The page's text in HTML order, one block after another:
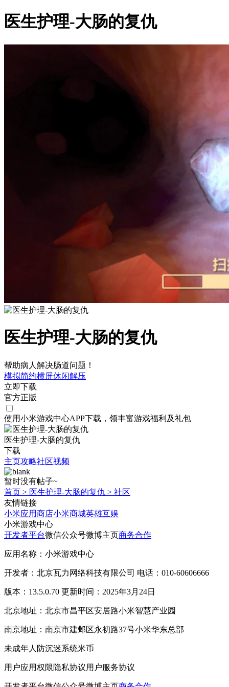
医生护理-大肠的复仇
医生护理-大肠的复仇
帮助病人解决肠道问题！
模拟简约横屏休闲解压
立即下载
官方正版
使用小米游戏中心APP下载 ，领丰富游戏福利 及礼包
医生护理-大肠的复仇
下载
主页攻略社区视频
暂时没有帖子~
首页 > 医生护理-大肠的复仇 > 社区
友情链接
小米应用商店小米商城英雄互娱
小米游戏中心
开发者平台微信公众号微博主页商务合作
应用名称：小米游戏中心
开发者：北京瓦力网络科技有限公司 电话：010-60606666
版本：13.5.0.70 更新时间：2025年3月24日
北京地址：北京市昌平区安居路小米智慧产业园
南京地址：南京市建邺区永初路37号小米华东总部
未成年人防沉迷系统米币
用户应用权限隐私协议用户服务协议